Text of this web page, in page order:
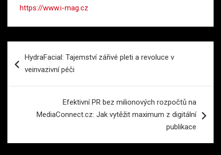
https://www.i-mag.cz
proHydraFacial: Tajemství zářivé pleti a revoluce v
veinvazivní péči
Efektivní PR bez milionových rozpočtů na
MediaConnect.cz: Jak vytěžit maximum z digitální
publikace